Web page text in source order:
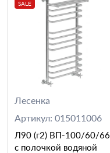
SALE
Лесенка
Артикул: 015011006
Л90 (г2) ВП-100/60/66
с полочкой водяной